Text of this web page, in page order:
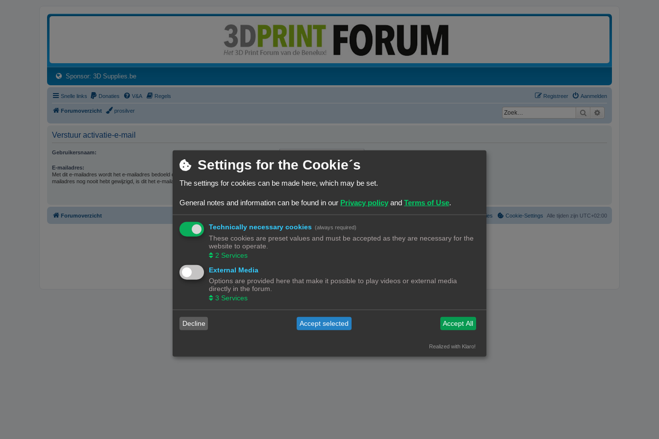
Sponsor: 3D Supplies.be(Opens a new tab)
Snelle links Donaties V&A Regels Aanmelden
Registreer
Forumoverzicht prosilver Zoek
Verstuur activatie-e-mail
Gebruikersnaam:
E-mailadres:
Met dit e-mailadres wordt het e-mailadres bedoeld dat bij ons bekend is. Als je het e-
mailadres nog nooit hebt gewijzigd, is dit het e-mailadres dat je hebt gebruikt bij de registratie.
Forumoverzicht Alle tijden zijn UTC+02:00
Cookie-Settings
Verwijder cookies
Leden
Het team
Contact
© Copyright
! - 3dprintforum.eu
Alle Rechten Voorbehouden
Settings for the Cookie´s
The settings for cookies can be made here, which may be set.
General notes and information can be found in our Privacy policy and Terms of Use.
Technically necessary cookies (always required)
These cookies are preset values and must be accepted as they are necessary for the
website to operate.
2 Services
External Media
Options are provided here that make it possible to play videos or external media
directly in the forum.
3 Services
Decline Accept selected Accept All
Realized with Klaro!